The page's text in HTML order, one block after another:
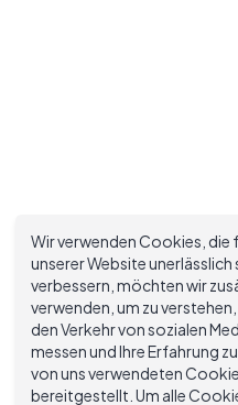
Wir verwenden Cookies, die
unserer Website unerlässlich
verbessern, möchten wir
verwenden, um zu
den Verkehr von sozialen
messen und Ihre Erfahrung
von uns verwendeten
bereitgestellt. Um alle